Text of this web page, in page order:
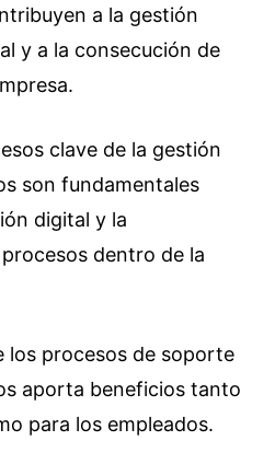
a la gestión
y a la consecución de
clave de la gestión
son fundamentales
digital y la
dentro de la
los procesos de soporte
aporta beneficios tanto
para los empleados.